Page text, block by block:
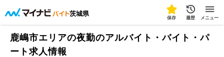
茨城県
保存 履歴 メニュー
鹿嶋市エリアの夜勤のアルバイト・バイト・パ
ート求人情報